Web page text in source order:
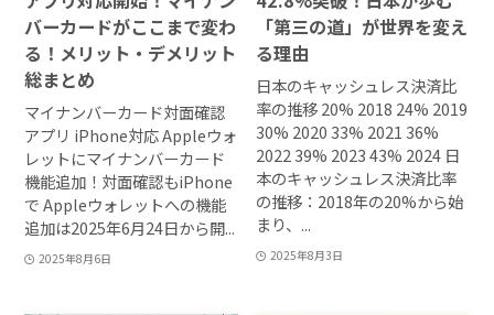
バーカードがここまで変わ
る！メリット・デメリット
総まとめ
マイナンバーカード対面確認
アプリ iPhone対応 Appleウォ
レットにマイナンバーカード
機能追加！対面確認もiPhone
で Appleウォレットへの機能
追加は2025年6月24日から開...
2025年8月6日
「第三の道」が世界を変え
る理由
日本のキャッシュレス決済比
率の推移 20% 2018 24% 2019
30% 2020 33% 2021 36%
2022 39% 2023 43% 2024 日
本のキャッシュレス決済比率
の推移：2018年の20%から始
まり、...
2025年8月3日